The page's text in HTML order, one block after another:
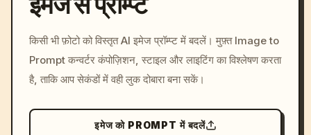
c, cyberpunk sunset, neon
colors, 8k --v 6.0
किसी भी फ़ोटो को विस्तृत AI इमेज प्रॉम्प्ट में बदलें। मुफ़्त Image to
Prompt कन्वर्टर कंपोज़िशन, स्टाइल और लाइटिंग का विश्लेषण करता
है, ताकि आप सेकंडों में वही लुक दोबारा बना सकें।
इमेज को PROMPT में बदलें